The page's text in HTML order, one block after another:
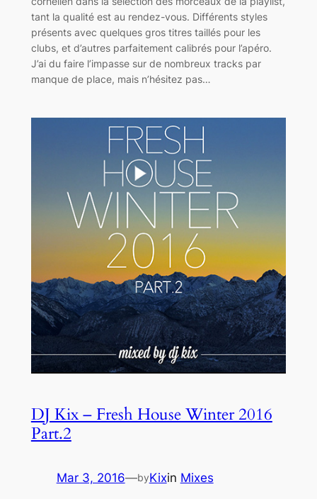
tant la qualité est au rendez-vous. Différents styles
présents avec quelques gros titres taillés pour les
clubs, et d’autres parfaitement calibrés pour l’apéro.
J’ai du faire l’impasse sur de nombreux tracks par
manque de place, mais n’hésitez pas…
DJ Kix – Fresh House Winter 2016
Part.2
Mar 3, 2016—byKixin Mixes